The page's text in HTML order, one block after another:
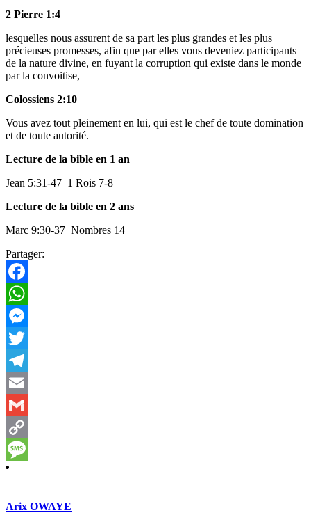
2 Pierre 1:4
lesquelles nous assurent de sa part les plus grandes et les plus
précieuses promesses, afin que par elles vous deveniez participants
de la nature divine, en fuyant la corruption qui existe dans le monde
par la convoitise,
Colossiens 2:10
Vous avez tout pleinement en lui, qui est le chef de toute domination
et de toute autorité.
Lecture de la bible en 1 an
Jean 5:31-47 1 Rois 7-8
Lecture de la bible en 2 ans
Marc 9:30-37 Nombres 14
Partager:
Facebook
WhatsApp
Messenger
Twitter
Telegram
Email
Gmail
Copy
Link
Message
Arix OWAYE